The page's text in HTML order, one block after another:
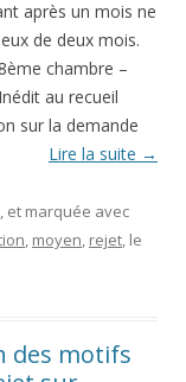
après un mois ne
de deux mois.
chambre –
au recueil
sur la demande
Lire la suite →
, et marquée avec
, moyen, rejet, le
des motifs